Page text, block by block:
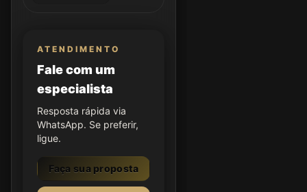
ATENDIMENTO
Fale com um
especialista
Resposta rápida via
WhatsApp. Se preferir,
ligue.
Faça sua proposta